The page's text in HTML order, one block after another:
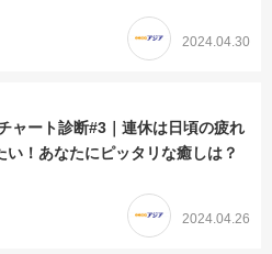
2024.04.30
ャート診断#3｜連休は日頃の疲れ
い！あなたにピッタリな癒しは？
2024.04.26